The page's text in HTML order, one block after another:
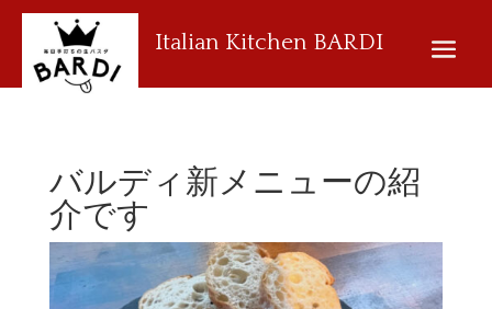
Italian Kitchen BARDI
バルディ新メニューの紹
介です